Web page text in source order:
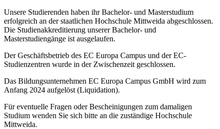
Unsere Studierenden haben ihr Bachelor- und Masterstudium
erfolgreich an der staatlichen Hochschule Mittweida abgeschlossen.
Die Studienakkreditierung unserer Bachelor- und
Masterstudiengänge ist ausgelaufen.
Der Geschäftsbetrieb des EC Europa Campus und der EC-
Studienzentren wurde in der Zwischenzeit geschlossen.
Das Bildungsunternehmen EC Europa Campus GmbH wird zum
Anfang 2024 aufgelöst (Liquidation).
Für eventuelle Fragen oder Bescheinigungen zum damaligen
Studium wenden Sie sich bitte an die zuständige Hochschule
Mittweida.